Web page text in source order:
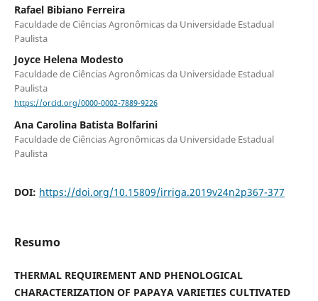
Rafael Bibiano Ferreira
Faculdade de Ciências Agronômicas da Universidade Estadual
Paulista
Joyce Helena Modesto
Faculdade de Ciências Agronômicas da Universidade Estadual
Paulista
https://orcid.org/0000-0002-7889-9226
Ana Carolina Batista Bolfarini
Faculdade de Ciências Agronômicas da Universidade Estadual
Paulista
DOI: https://doi.org/10.15809/irriga.2019v24n2p367-377
Resumo
THERMAL REQUIREMENT AND PHENOLOGICAL
CHARACTERIZATION OF PAPAYA VARIETIES CULTIVATED